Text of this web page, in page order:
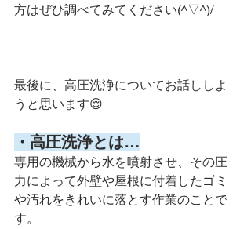
方はぜひ調べてみてください(^▽^)/
最後に、高圧洗浄についてお話ししよ
うと思います😌
・高圧洗浄とは…
専用の機械から水を噴射させ、その圧
力によって外壁や屋根に付着したゴミ
や汚れをきれいに落とす作業のことで
す。